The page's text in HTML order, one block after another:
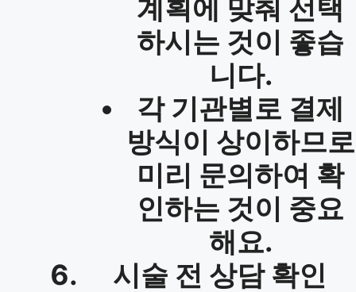
계획에 맞춰 선택
하시는 것이 좋습
니다.
각 기관별로 결제
방식이 상이하므로
미리 문의하여 확
인하는 것이 중요
해요.
시술 전 상담 확인